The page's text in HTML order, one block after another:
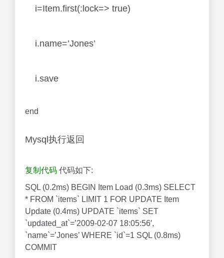
i=Item.first(:lock=> true)
i.name=’Jones’
i.save
end
Mysql执行返回
复制代码 代码如下:
SQL (0.2ms) BEGIN Item Load (0.3ms) SELECT
* FROM `items` LIMIT 1 FOR UPDATE Item
Update (0.4ms) UPDATE `items` SET
`updated_at`=’2009-02-07 18:05:56′,
`name`=’Jones’ WHERE `id`=1 SQL (0.8ms)
COMMIT